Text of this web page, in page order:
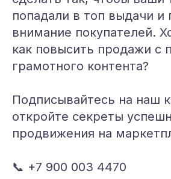
попадали в топ выдачи и
внимание покупателей.
как повысить продажи с
грамотного контента?
Подписывайтесь на наш
откройте секреты
продвижения на
📞 +7 900 003 4470